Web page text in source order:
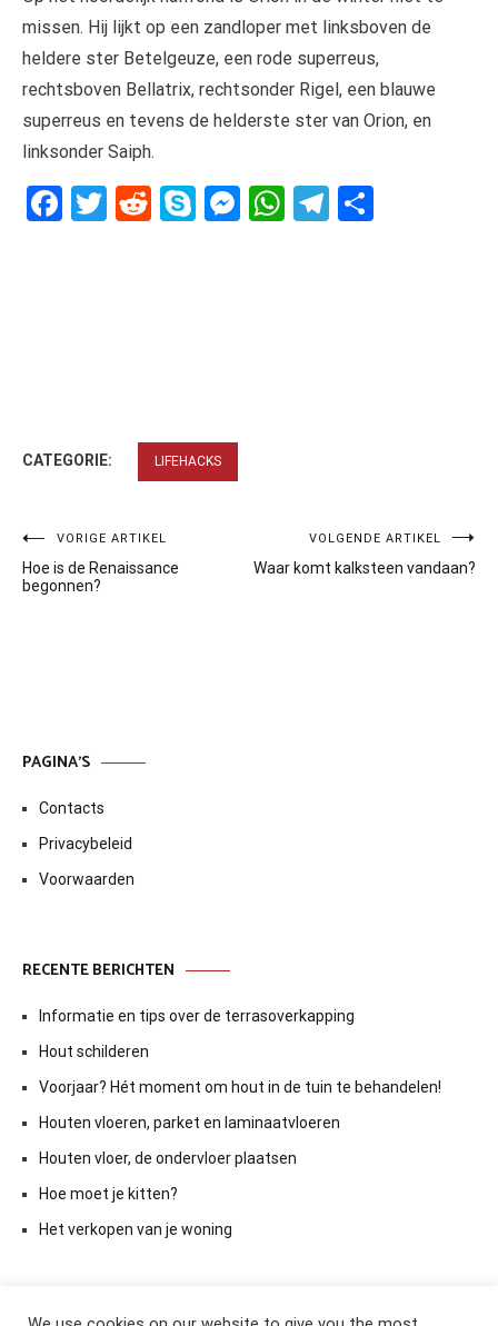
missen. Hij lijkt op een zandloper met linksboven de
heldere ster Betelgeuze, een rode superreus,
rechtsboven Bellatrix, rechtsonder Rigel, een blauwe
superreus en tevens de helderste ster van Orion, en
linksonder Saiph.
Facebook
Twitter
RedditSkypeMessenger
WhatsApp
Telegram
CATEGORIE: LIFEHACKS
Bericht
navigatie
VORIGE ARTIKEL
Hoe is de Renaissance
begonnen?
VOLGENDE ARTIKEL
Waar komt kalksteen vandaan?
PAGINA’S
Contacts
Privacybeleid
Voorwaarden
RECENTE BERICHTEN
Informatie en tips over de terrasoverkapping
Hout schilderen
Voorjaar? Hét moment om hout in de tuin te behandelen!
Houten vloeren, parket en laminaatvloeren
Houten vloer, de ondervloer plaatsen
Hoe moet je kitten?
Het verkopen van je woning